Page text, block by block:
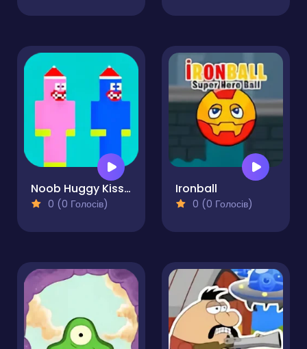
Noob Huggy Kissiy
0 (0 Голосів)
Ironball
0 (0 Голосів)